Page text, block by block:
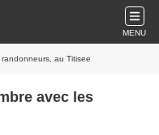
MENU
au Titisee
avec les